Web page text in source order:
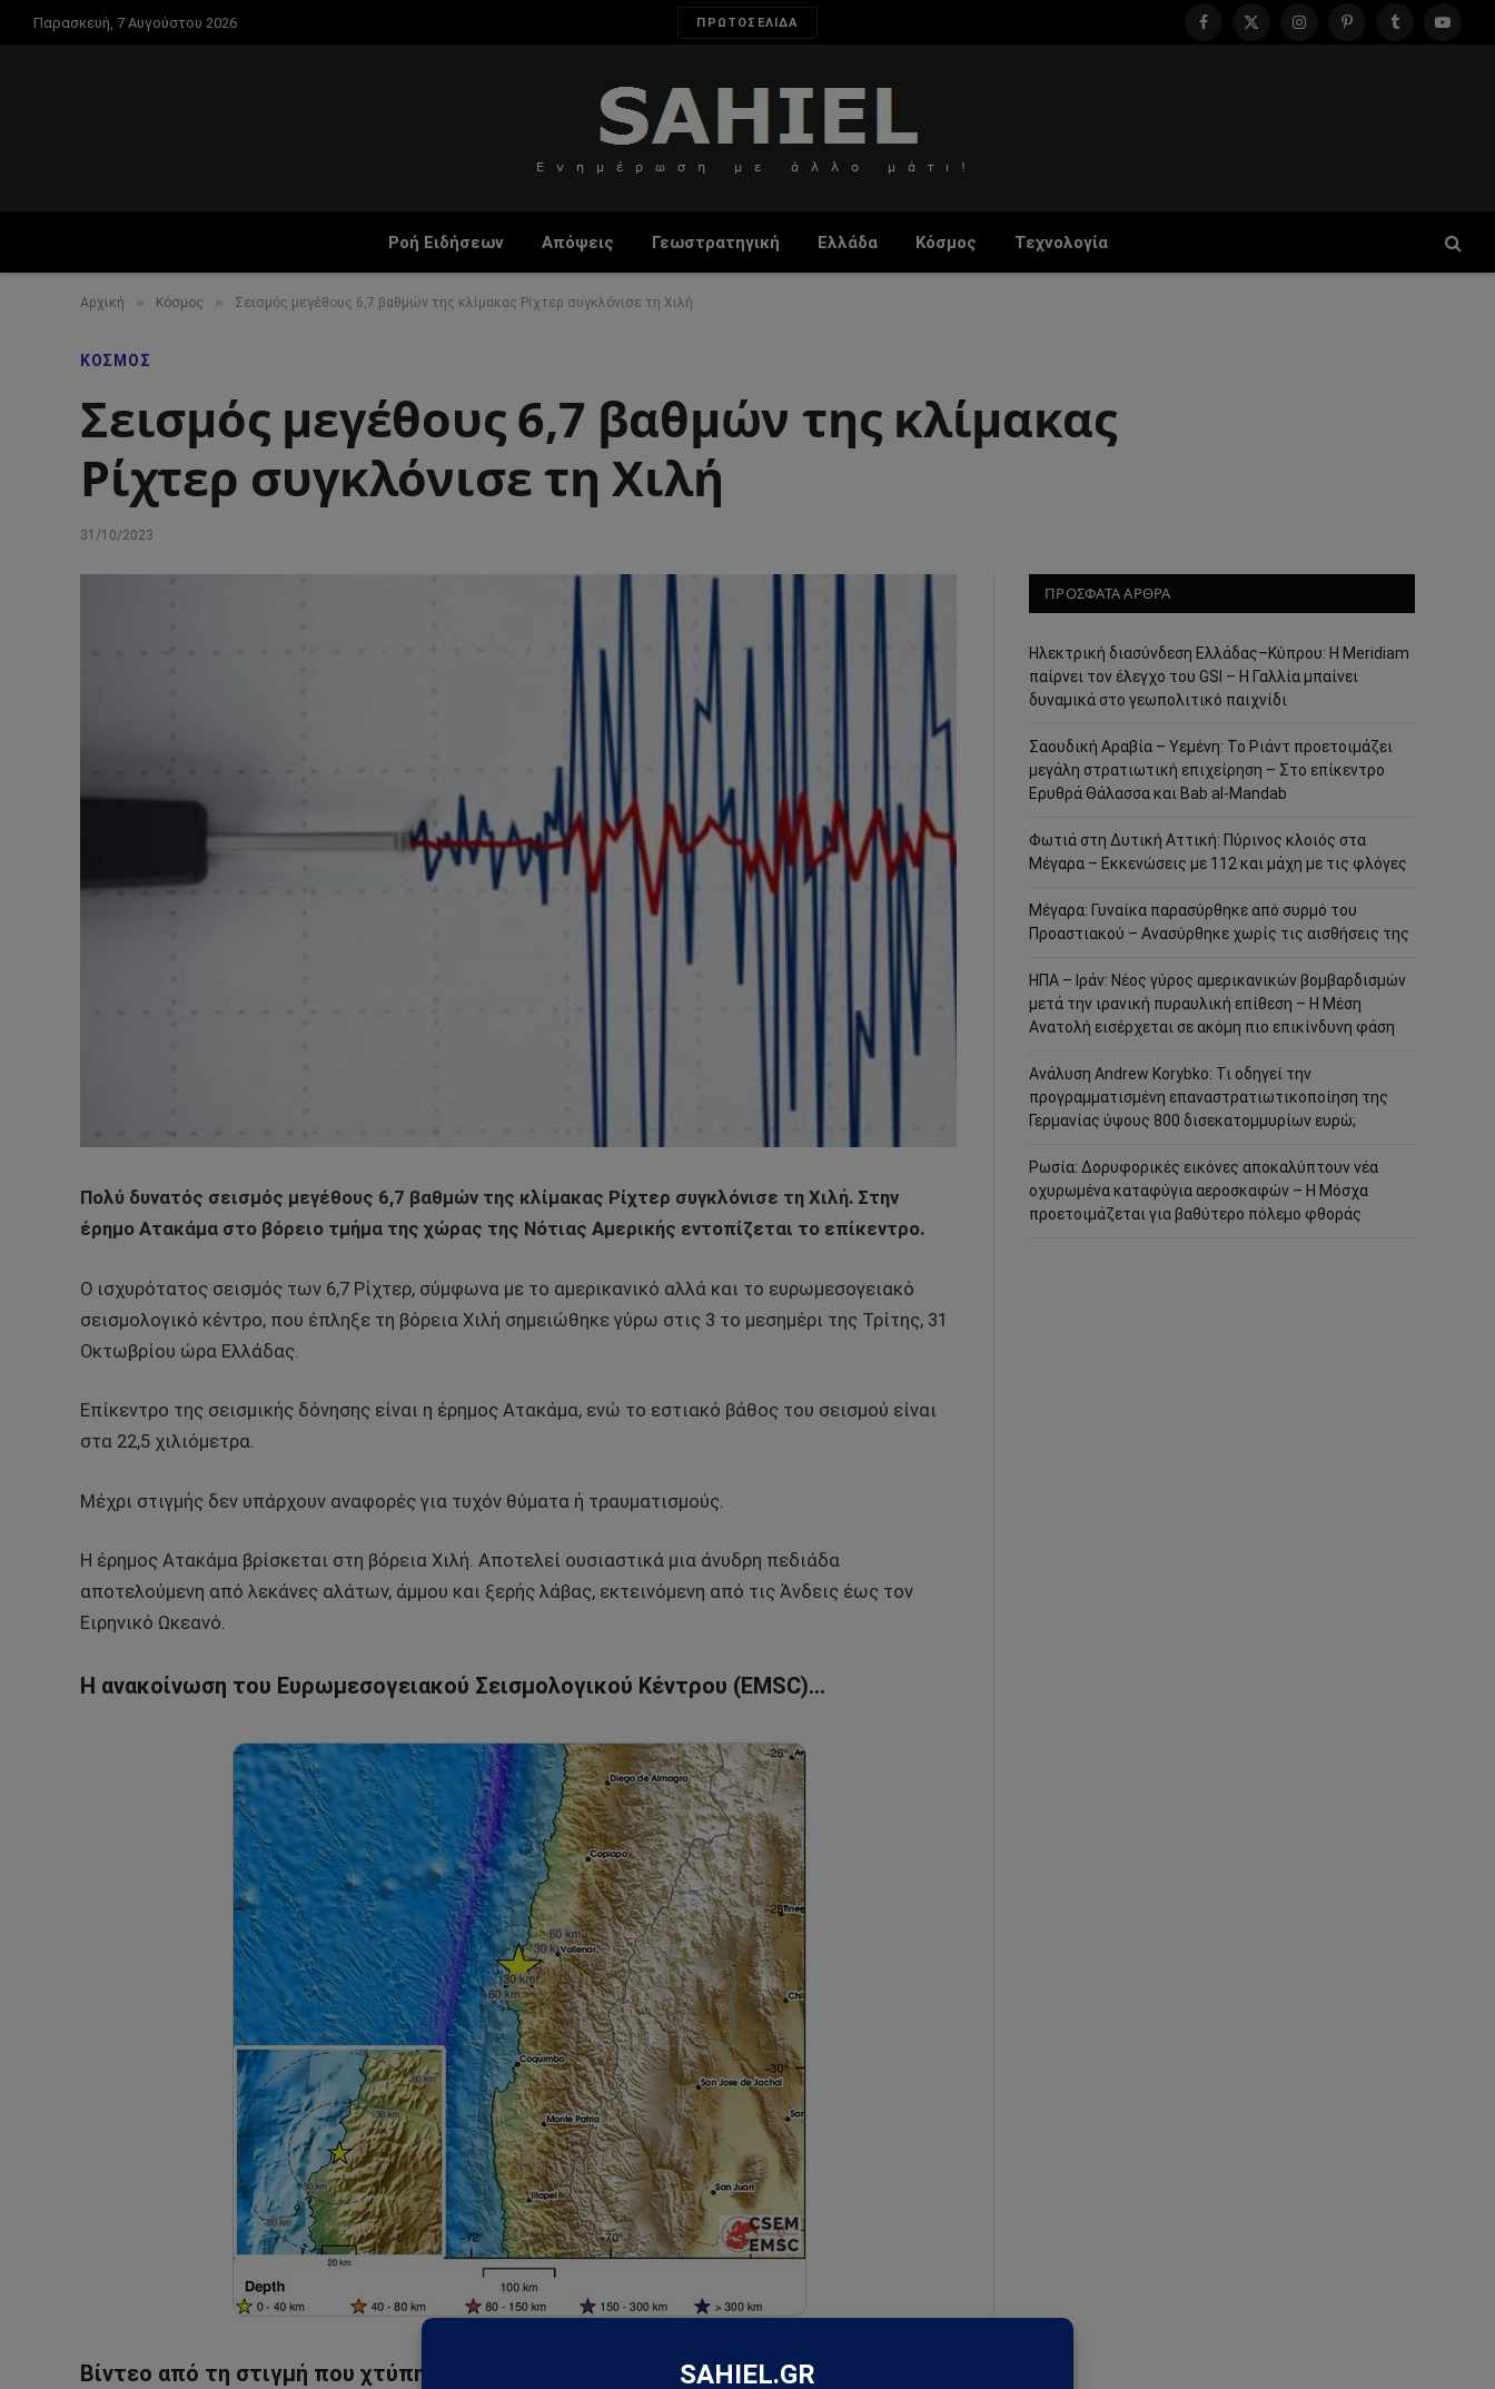
Παρασκευή, 7 Αυγούστου 2026 ΠΡΩΤΟΣΕΛΙΔΑ
Facebook
X
InstagramPinterestTumblr
Ροή Ειδήσεων Απόψεις Γεωστρατηγική Ελλάδα Κόσμος Τεχνολογία
Αρχική » Κόσμος » Σεισμός μεγέθους 6,7 βαθμών της κλίμακας Ρίχτερ συγκλόνισε τη Χιλή
ΚΌΣΜΟΣ
Σεισμός μεγέθους 6,7 βαθμών της κλίμακας
Ρίχτερ συγκλόνισε τη Χιλή
31/10/2023
Πολύ δυνατός σεισμός μεγέθους 6,7 βαθμών της κλίμακας Ρίχτερ συγκλόνισε τη Χιλή. Στην
έρημο Ατακάμα στο βόρειο τμήμα της χώρας της Νότιας Αμερικής εντοπίζεται το επίκεντρο.
Ο ισχυρότατος σεισμός των 6,7 Ρίχτερ, σύμφωνα με το αμερικανικό αλλά και το ευρωμεσογειακό
σεισμολογικό κέντρο, που έπληξε τη βόρεια Χιλή σημειώθηκε γύρω στις 3 το μεσημέρι της Τρίτης, 31
Οκτωβρίου ώρα Ελλάδας.
Επίκεντρο της σεισμικής δόνησης είναι η έρημος Ατακάμα, ενώ το εστιακό βάθος του σεισμού είναι
στα 22,5 χιλιόμετρα.
Μέχρι στιγμής δεν υπάρχουν αναφορές για τυχόν θύματα ή τραυματισμούς.
Η έρημος Ατακάμα βρίσκεται στη βόρεια Χιλή. Αποτελεί ουσιαστικά μια άνυδρη πεδιάδα
αποτελούμενη από λεκάνες αλάτων, άμμου και ξερής λάβας, εκτεινόμενη από τις Άνδεις έως τον
Ειρηνικό Ωκεανό.
Η ανακοίνωση του Ευρωμεσογειακού Σεισμολογικού Κέντρου (EMSC)…
Βίντεο από τη στιγμή που χτύπησε ο Εγκέλαδος…
ΠΡΟΣΦΑΤΑ ΑΡΘΡΑ
Ηλεκτρική διασύνδεση Ελλάδας–Κύπρου: Η Meridiam
παίρνει τον έλεγχο του GSI – Η Γαλλία μπαίνει
δυναμικά στο γεωπολιτικό παιχνίδι
Σαουδική Αραβία – Υεμένη: Το Ριάντ προετοιμάζει
μεγάλη στρατιωτική επιχείρηση – Στο επίκεντρο
Ερυθρά Θάλασσα και Bab al-Mandab
Φωτιά στη Δυτική Αττική: Πύρινος κλοιός στα
Μέγαρα – Εκκενώσεις με 112 και μάχη με τις φλόγες
Μέγαρα: Γυναίκα παρασύρθηκε από συρμό του
Προαστιακού – Ανασύρθηκε χωρίς τις αισθήσεις της
ΗΠΑ – Ιράν: Νέος γύρος αμερικανικών βομβαρδισμών
μετά την ιρανική πυραυλική επίθεση – Η Μέση
Ανατολή εισέρχεται σε ακόμη πιο επικίνδυνη φάση
Ανάλυση Andrew Korybko: Τι οδηγεί την
προγραμματισμένη επαναστρατιωτικοποίηση της
Γερμανίας ύψους 800 δισεκατομμυρίων ευρώ;
Ρωσία: Δορυφορικές εικόνες αποκαλύπτουν νέα
οχυρωμένα καταφύγια αεροσκαφών – Η Μόσχα
προετοιμάζεται για βαθύτερο πόλεμο φθοράς